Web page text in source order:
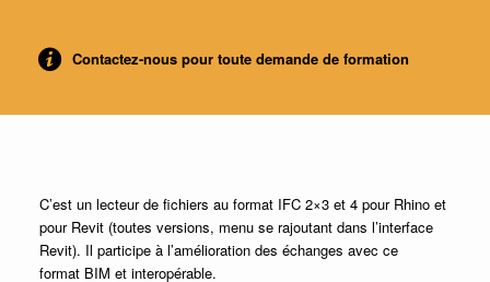
Contactez-nous pour toute demande de formation
C’est un lecteur de fichiers au format IFC 2×3 et 4 pour Rhino et
pour Revit (toutes versions, menu se rajoutant dans l’interface
Revit). Il participe à l’amélioration des échanges avec ce
format BIM et interopérable.